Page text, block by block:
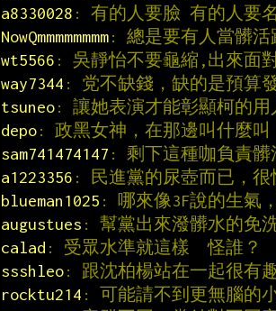
a8330028 : 有的人要臉 有的人要名
NowQmmmmmmmm: 總是要有人當髒活
wt5566 : 吳靜怡不要龜縮,出來面
way7344 : 党不缺錢，缺的是預算
tsuneo: 讓她表演才能彰顯柯的用
depo: 政黑女神，在那邊叫什麼叫
sam741474147 : 剩下這種咖負責髒
a1223356 : 民進黨的尿壺而已，很
blueman1025 : 哪來像3F說的生氣
augustues : 幫黨出來潑髒水的免
calad : 受眾水準就這樣  怪誰？
ssshleo: 跟沈柏楊站在一起很有
rocktu214 : 可能請不到更無腦的